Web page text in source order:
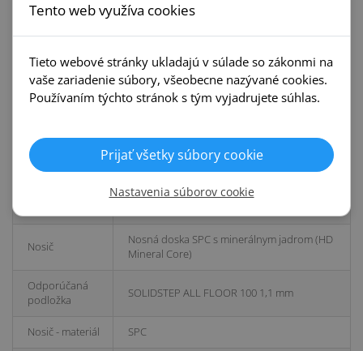
Protišmykový
povrch
Trieda záťaže 23/33/42
Spoj - typ Clic
- typ
4V
Farebný odtieň Stredný
Nosič
Nosná doska SPC s minerálnym jadrom (HD
Mineral Core)
Odporúčaná
podložka
SOLIDSTEP ALL FLOOR 100 1,1 mm
Nosič - materiál SPC
Tento web využíva cookies
Tieto webové stránky ukladajú v súlade so zákonmi na
vaše zariadenie súbory, všeobecne nazývané cookies.
Používaním týchto stránok s tým vyjadrujete súhlas.
Prijať všetky súbory cookie
Nastavenia súborov cookie